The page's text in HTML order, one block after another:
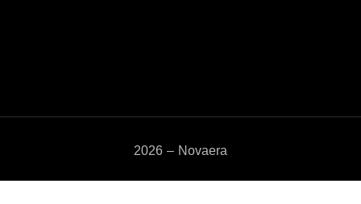
2026 – Novaera